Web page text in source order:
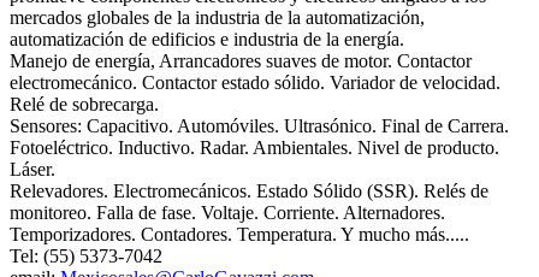
mercados globales de la industria de la automatización,
automatización de edificios e industria de la energía.
Manejo de energía, Arrancadores suaves de motor. Contactor
electromecánico. Contactor estado sólido. Variador de velocidad.
Relé de sobrecarga.
Sensores: Capacitivo. Automóviles. Ultrasónico. Final de Carrera.
Fotoeléctrico. Inductivo. Radar. Ambientales. Nivel de producto.
Láser.
Relevadores. Electromecánicos. Estado Sólido (SSR). Relés de
monitoreo. Falla de fase. Voltaje. Corriente. Alternadores.
Temporizadores. Contadores. Temperatura. Y mucho más.....
Tel: (55) 5373-7042